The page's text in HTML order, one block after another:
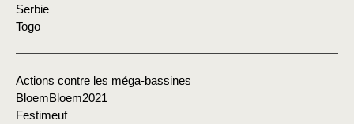
Serbie
Togo
Actions contre les méga-bassines
BloemBloem2021
Festimeuf